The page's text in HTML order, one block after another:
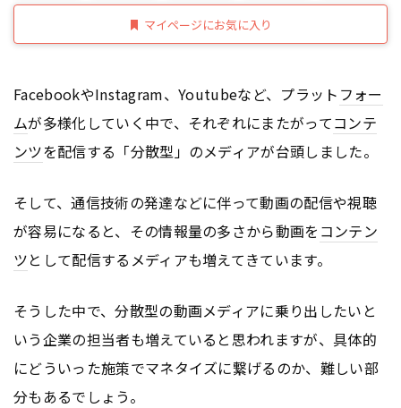
マイページにお気に入り
FacebookやInstagram、Youtubeなど、プラット フォー
ムが多様化していく中で、それぞれにまたがってコンテ
ンツを配信する「分散型」のメディアが台頭しました。
そして、通信技術の発達などに伴って動画の配信や視聴
が容易になると、その情報量の多さから動画を コンテン
ツとして配信するメディアも増えてきています。
そうした中で、分散型の動画メディアに乗り出したいと
いう企業の担当者も増えていると思われますが、具体的
にどういった施策でマネタイズに繋げるのか、難しい部
分もあるでしょう。